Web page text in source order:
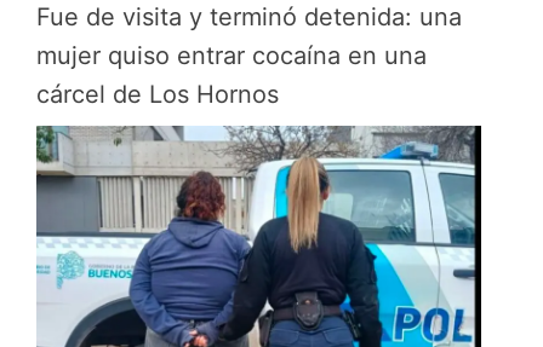
Fue de visita y terminó detenida: una
mujer quiso entrar cocaína en una
cárcel de Los Hornos